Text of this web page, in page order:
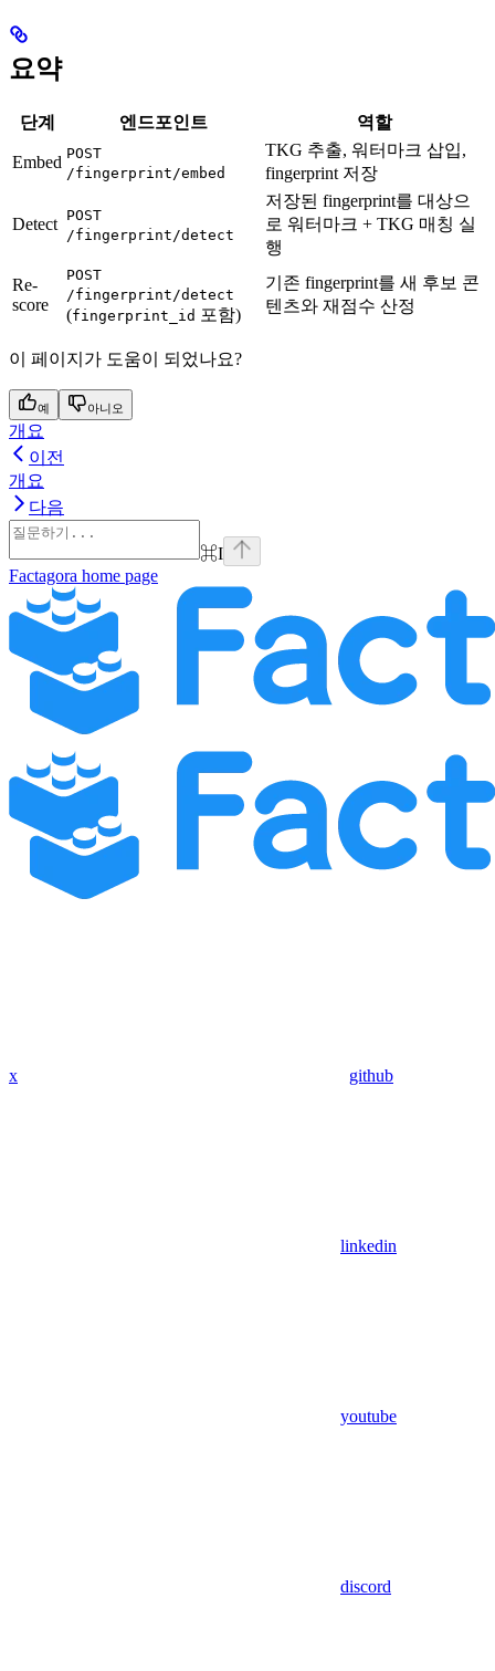
요약
단계 엔드포인트 역할
Embed POST
/fingerprint/embed
TKG 추출, 워터마크 삽입,
fingerprint 저장
Detect POST
/fingerprint/detect
저장된 fingerprint를 대상으
로 워터마크 + TKG 매칭 실
행
Re-
score
POST
/fingerprint/detect
(fingerprint_id 포함)
기존 fingerprint를 새 후보 콘
텐츠와 재점수 산정
이 페이지가 도움이 되었나요?
예 아니오
개요
이전
개요
다음
⌘I
Factagora home page
x github
linkedin
youtube
discord